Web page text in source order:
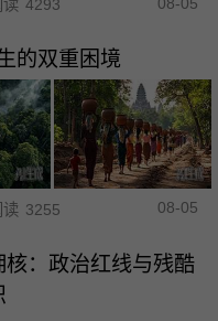
读 4293
的双重困境
读 3255 08-05
核：政治红线与残酷